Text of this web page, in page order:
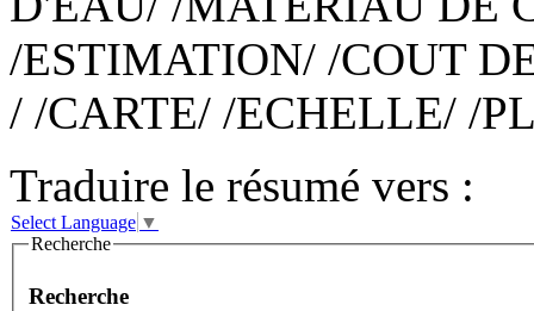
/ESTIMATION/ /COUT
/ /CARTE/ /ECHELLE/ /
Traduire le résumé vers :
Select Language ▼
Recherche
Recherche